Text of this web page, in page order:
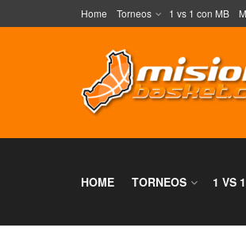
Home Torneos 1 vs 1 con MB
HOME TORNEOS 1 VS